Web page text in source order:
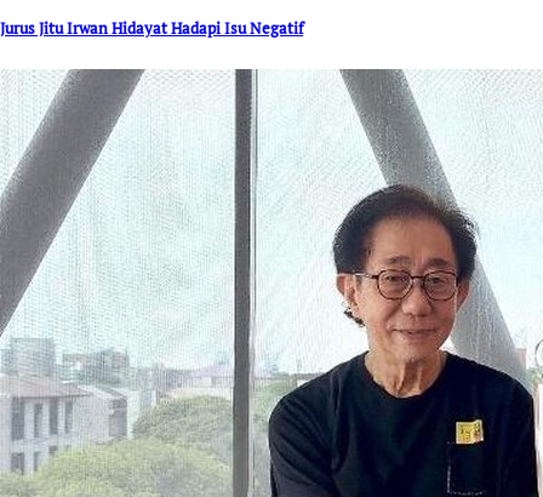
Jurus Jitu Irwan Hidayat Hadapi Isu Negatif